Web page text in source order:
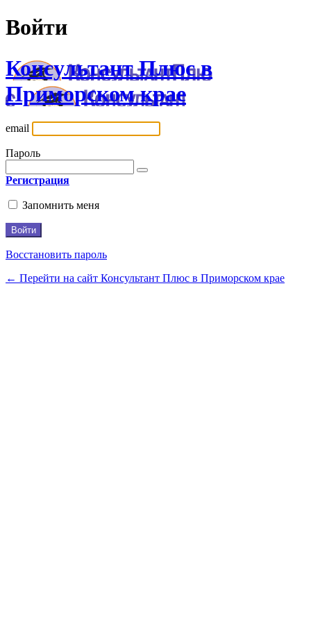
Войти
Консультант Плюс в
Приморском крае
email
Пароль
Регистрация
Запомнить меня
Восстановить пароль
← Перейти на сайт Консультант Плюс в Приморском крае